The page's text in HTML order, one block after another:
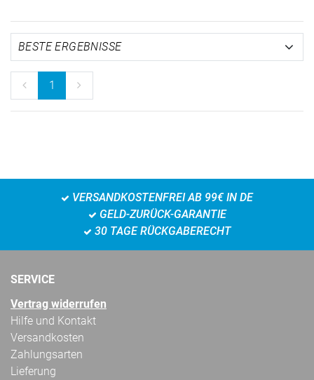
1
VERSANDKOSTENFREI AB 99€ IN DE
GELD-ZURÜCK-GARANTIE
30 TAGE RÜCKGABERECHT
SERVICE
Vertrag widerrufen
Hilfe und Kontakt
Versandkosten
Zahlungsarten
Lieferung